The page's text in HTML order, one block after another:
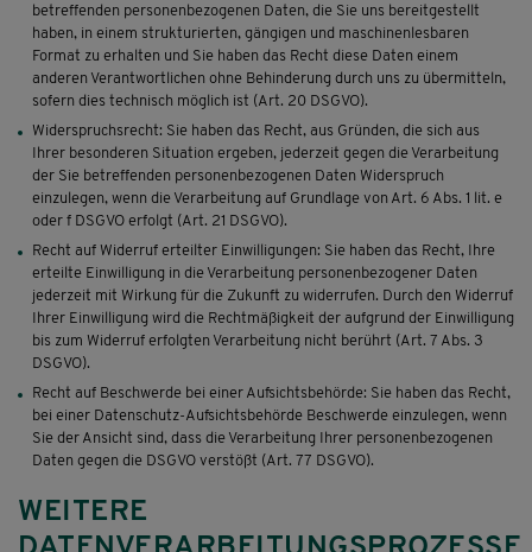
betreffenden personenbezogenen Daten, die Sie uns bereitgestellt
haben, in einem strukturierten, gängigen und maschinenlesbaren
Format zu erhalten und Sie haben das Recht diese Daten einem
anderen Verantwortlichen ohne Behinderung durch uns zu übermitteln,
sofern dies technisch möglich ist (Art. 20 DSGVO).
Widerspruchsrecht: Sie haben das Recht, aus Gründen, die sich aus
Ihrer besonderen Situation ergeben, jederzeit gegen die Verarbeitung
der Sie betreffenden personenbezogenen Daten Widerspruch
einzulegen, wenn die Verarbeitung auf Grundlage von Art. 6 Abs. 1 lit. e
oder f DSGVO erfolgt (Art. 21 DSGVO).
Recht auf Widerruf erteilter Einwilligungen: Sie haben das Recht, Ihre
erteilte Einwilligung in die Verarbeitung personenbezogener Daten
jederzeit mit Wirkung für die Zukunft zu widerrufen. Durch den Widerruf
Ihrer Einwilligung wird die Rechtmäßigkeit der aufgrund der Einwilligung
bis zum Widerruf erfolgten Verarbeitung nicht berührt (Art. 7 Abs. 3
DSGVO).
Recht auf Beschwerde bei einer Aufsichtsbehörde: Sie haben das Recht,
bei einer Datenschutz-Aufsichtsbehörde Beschwerde einzulegen, wenn
Sie der Ansicht sind, dass die Verarbeitung Ihrer personenbezogenen
Daten gegen die DSGVO verstößt (Art. 77 DSGVO).
WEITERE